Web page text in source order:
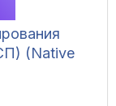
(Native